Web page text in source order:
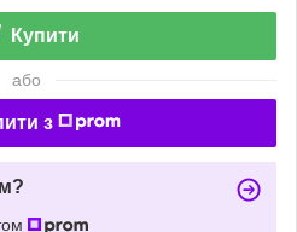
Купити
або
з